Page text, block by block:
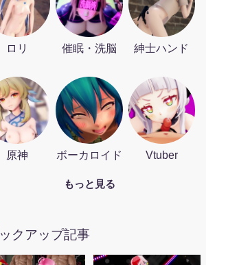
ロリ 催眠・洗脳 紳士ハンド
原神 ボーカロイド Vtuber
もっと見る
ックアップ記事